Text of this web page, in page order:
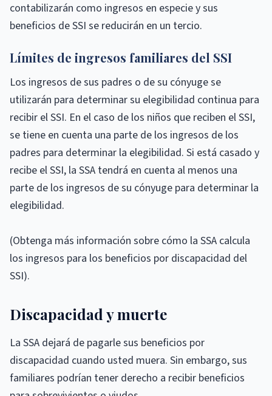
contabilizarán como ingresos en especie y sus
beneficios de SSI se reducirán en un tercio.
Límites de ingresos familiares del SSI
Los ingresos de sus padres o de su cónyuge se
utilizarán para determinar su elegibilidad continua para
recibir el SSI. En el caso de los niños que reciben el SSI,
se tiene en cuenta una parte de los ingresos de los
padres para determinar la elegibilidad. Si está casado y
recibe el SSI, la SSA tendrá en cuenta al menos una
parte de los ingresos de su cónyuge para determinar la
elegibilidad.
(Obtenga más información sobre cómo la SSA calcula
los ingresos para los beneficios por discapacidad del
SSI).
Discapacidad y muerte
La SSA dejará de pagarle sus beneficios por
discapacidad cuando usted muera. Sin embargo, sus
familiares podrían tener derecho a recibir beneficios